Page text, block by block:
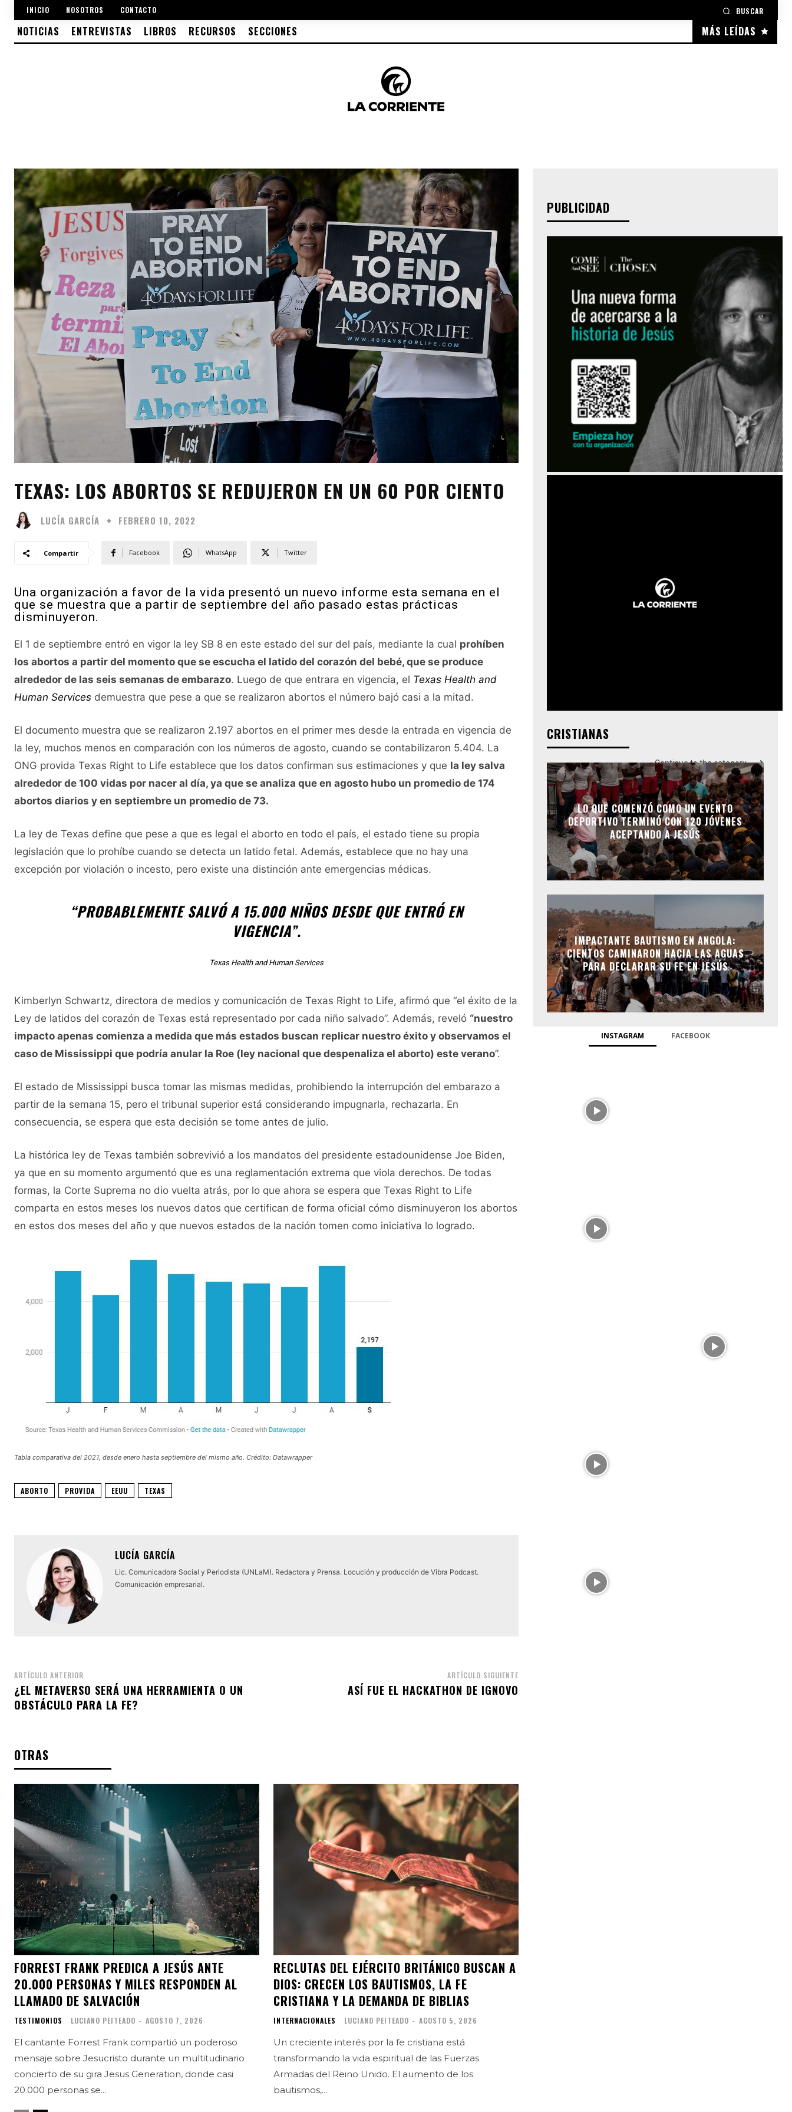
INICIO NOSOTROS CONTACTO BUSCAR
MÁS LEÍDAS
NOTICIAS ENTREVISTAS LIBROS RECURSOS SECCIONES
TEXAS: LOS ABORTOS SE REDUJERON EN UN 60 POR CIENTO
LUCÍA GARCÍA FEBRERO 10, 2022
Compartir Facebook Twitter
WhatsApp
Una organización a favor de la vida presentó un nuevo informe esta semana en el
que se muestra que a partir de septiembre del año pasado estas prácticas
disminuyeron.
El 1 de septiembre entró en vigor la ley SB 8 en este estado del sur del país, mediante la cual prohíben
los abortos a partir del momento que se escucha el latido del corazón del bebé, que se produce
alrededor de las seis semanas de embarazo. Luego de que entrara en vigencia, el Texas Health and
Human Services demuestra que pese a que se realizaron abortos el número bajó casi a la mitad.
El documento muestra que se realizaron 2.197 abortos en el primer mes desde la entrada en vigencia de
la ley, muchos menos en comparación con los números de agosto, cuando se contabilizaron 5.404. La
ONG provida Texas Right to Life establece que los datos confirman sus estimaciones y que la ley salva
alrededor de 100 vidas por nacer al día, ya que se analiza que en agosto hubo un promedio de 174
abortos diarios y en septiembre un promedio de 73.
La ley de Texas define que pese a que es legal el aborto en todo el país, el estado tiene su propia
legislación que lo prohíbe cuando se detecta un latido fetal. Además, establece que no hay una
excepción por violación o incesto, pero existe una distinción ante emergencias médicas.
“PROBABLEMENTE SALVÓ A 15.000 NIÑOS DESDE QUE ENTRÓ EN
VIGENCIA”.
Texas Health and Human Services
Kimberlyn Schwartz, directora de medios y comunicación de Texas Right to Life, afirmó que “el éxito de la
Ley de latidos del corazón de Texas está representado por cada niño salvado”. Además, reveló “nuestro
impacto apenas comienza a medida que más estados buscan replicar nuestro éxito y observamos el
caso de Mississippi que podría anular la Roe (ley nacional que despenaliza el aborto) este verano”.
El estado de Mississippi busca tomar las mismas medidas, prohibiendo la interrupción del embarazo a
partir de la semana 15, pero el tribunal superior está considerando impugnarla, rechazarla. En
consecuencia, se espera que esta decisión se tome antes de julio.
La histórica ley de Texas también sobrevivió a los mandatos del presidente estadounidense Joe Biden,
ya que en su momento argumentó que es una reglamentación extrema que viola derechos. De todas
formas, la Corte Suprema no dio vuelta atrás, por lo que ahora se espera que Texas Right to Life
comparta en estos meses los nuevos datos que certifican de forma oficial cómo disminuyeron los abortos
en estos dos meses del año y que nuevos estados de la nación tomen como iniciativa lo logrado.
Tabla comparativa del 2021, desde enero hasta septiembre del mismo año. Crédito: Datawrapper
ABORTO PROVIDA EEUU TEXAS
LUCÍA GARCÍA
Lic. Comunicadora Social y Periodista (UNLaM). Redactora y Prensa. Locución y producción de Vibra Podcast.
Comunicación empresarial.
ARTÍCULO ANTERIOR
¿EL METAVERSO SERÁ UNA HERRAMIENTA O UN
OBSTÁCULO PARA LA FE?
ARTÍCULO SIGUIENTE
ASÍ FUE EL HACKATHON DE IGNOVO
OTRAS
FORREST FRANK PREDICA A JESÚS ANTE
20.000 PERSONAS Y MILES RESPONDEN AL
LLAMADO DE SALVACIÓN
TESTIMONIOS LUCIANO PEITEADO - AGOSTO 7, 2026
El cantante Forrest Frank compartió un poderoso
mensaje sobre Jesucristo durante un multitudinario
concierto de su gira Jesus Generation, donde casi
20.000 personas se...
RECLUTAS DEL EJÉRCITO BRITÁNICO BUSCAN A
DIOS: CRECEN LOS BAUTISMOS, LA FE
CRISTIANA Y LA DEMANDA DE BIBLIAS
INTERNACIONALES LUCIANO PEITEADO - AGOSTO 5, 2026
Un creciente interés por la fe cristiana está
transformando la vida espiritual de las Fuerzas
Armadas del Reino Unido. El aumento de los
bautismos,...
PUBLICIDAD
CRISTIANAS
Continue to the category
LO QUE COMENZÓ COMO UN EVENTO
DEPORTIVO TERMINÓ CON 120 JÓVENES
ACEPTANDO A JESÚS
IMPACTANTE BAUTISMO EN ANGOLA:
CIENTOS CAMINARON HACIA LAS AGUAS
PARA DECLARAR SU FE EN JESÚS
INSTAGRAM FACEBOOK